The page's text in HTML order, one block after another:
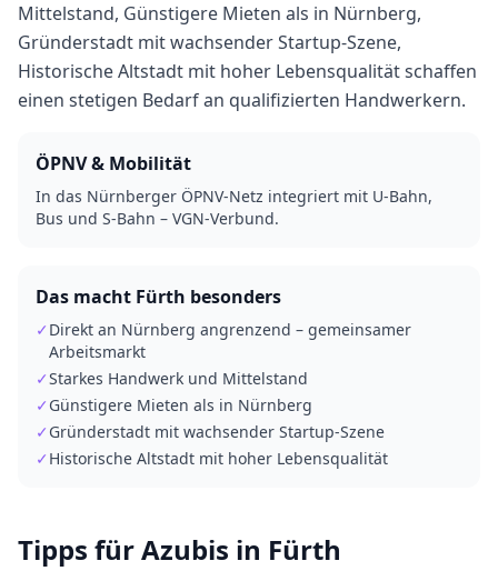
Mittelstand, Günstigere Mieten als in Nürnberg,
Gründerstadt mit wachsender Startup-Szene,
Historische Altstadt mit hoher Lebensqualität schaffen
einen stetigen Bedarf an qualifizierten Handwerkern.
ÖPNV & Mobilität
In das Nürnberger ÖPNV-Netz integriert mit U-Bahn,
Bus und S-Bahn – VGN-Verbund.
Das macht Fürth besonders
✓ Direkt an Nürnberg angrenzend – gemeinsamer
Arbeitsmarkt
✓Starkes Handwerk und Mittelstand
✓ Günstigere Mieten als in Nürnberg
✓ Gründerstadt mit wachsender Startup-Szene
✓ Historische Altstadt mit hoher Lebensqualität
Tipps für Azubis in Fürth